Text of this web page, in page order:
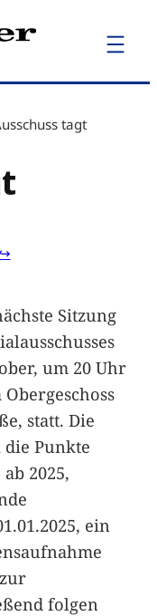
tagt
Sitzung
um 20 Uhr
statt. Die
die Punkte
2025,
ein
folgen